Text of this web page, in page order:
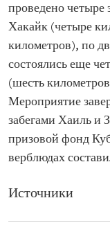
проведено четыре
Хакайк (четыре
километров), по
состоялись еще
(шесть
Мероприятие
забегами Хаиль и
призовой фонд
верблюдах
Источники